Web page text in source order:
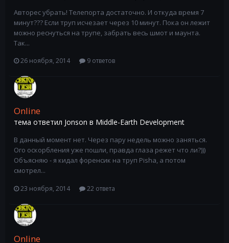
Авторес убрать! Телепорта достаточно. И откуда время 7
минут??? Если труп исчезает через 10 минут. Пока он лежит
можно реснуться на трупе, забрать весь шмот и маунта.
Так...
26 ноября, 2014 9 ответов
Online
тема ответил Jonson в Middle-Earth Development
В данный момент нет. Через пару недель можно заняться.
Ого оскорбления уже пошли, правда глаза режет что ли?)))
Объясняю - я кидал форенсик на труп Pisha, а потом
смотрел...
23 ноября, 2014 22 ответа
Online